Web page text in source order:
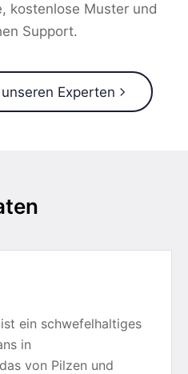
kostenlose Muster und
Support.
Experten
ein schwefelhaltiges
in
von Pilzen und